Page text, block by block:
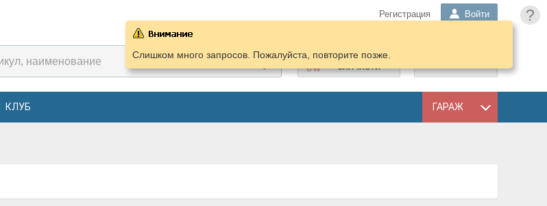
?
Регистрация Войти
ПОДОБРАТЬ
ЗАПЧАСТИ
КЛУБ ГАРАЖ
Слишком много запросов. Пожалуйста, повторите позже.